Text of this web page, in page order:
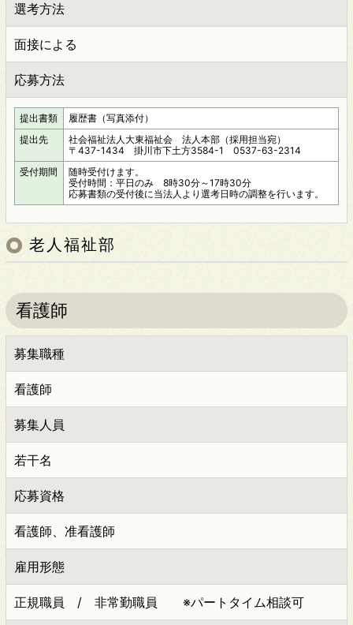
選考方法
面接による
応募方法
提出書類
履歴書（写真添付）
提出先
社会福祉法人大東福祉会 法人本部（採用担当宛）
〒437-1434 掛川市下土方3584-1 0537-63-2314
受付期間
随時受付けます。
受付時間：平日のみ 8時30分～17時30分
応募書類の受付後に当法人より選考日時の調整を行います。
老人福祉部
看護師
募集職種
看護師
募集人員
若干名
応募資格
看護師、准看護師
雇用形態
正規職員 / 非常勤職員 ※パートタイム相談可